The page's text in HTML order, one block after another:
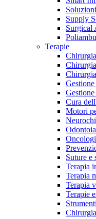
Campione stomia o
Richiedi
Trova la tua
Scopri le
Supply
Surgical
Terapie
Cura
Motori
Suture e
Terapia
Terapia
Terapia
Terapie